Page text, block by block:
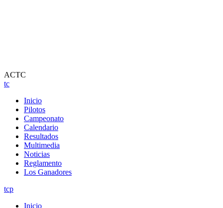
ACTC
tc
Inicio
Pilotos
Campeonato
Calendario
Resultados
Multimedia
Noticias
Reglamento
Los Ganadores
tcp
Inicio